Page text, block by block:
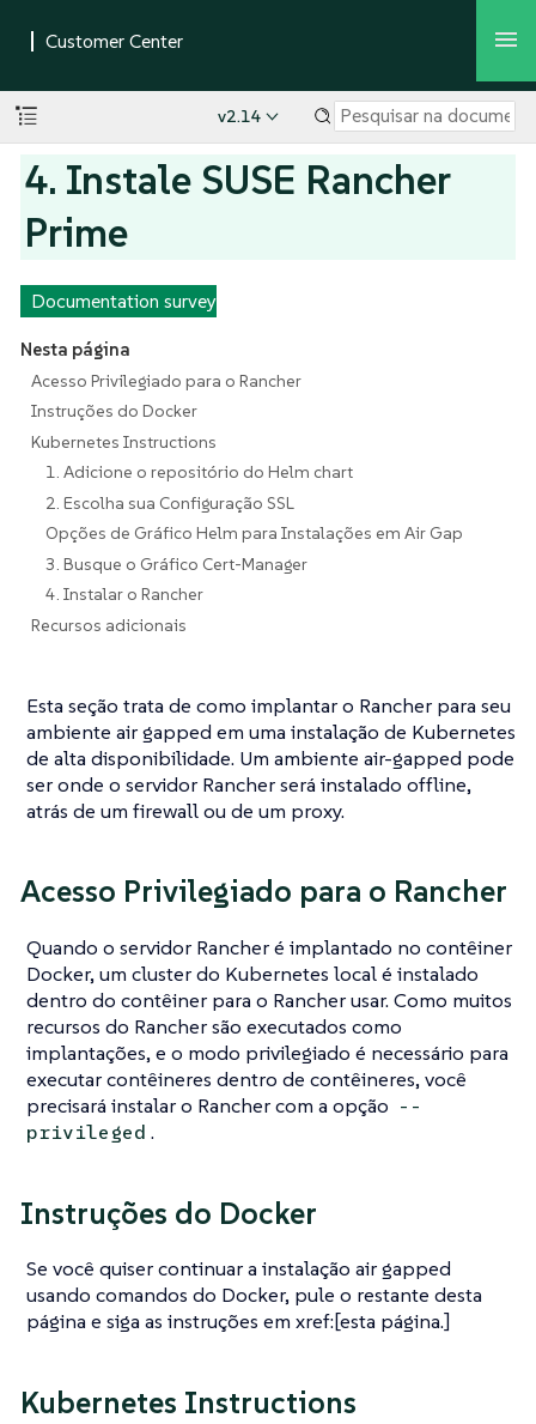
v2.14
4. Instale SUSE Rancher
Prime
Documentation survey
Nesta página
Acesso Privilegiado para o Rancher
Instruções do Docker
Kubernetes Instructions
1. Adicione o repositório do Helm chart
2. Escolha sua Configuração SSL
Opções de Gráfico Helm para Instalações em Air Gap
3. Busque o Gráfico Cert-Manager
4. Instalar o Rancher
Recursos adicionais
Esta seção trata de como implantar o Rancher para seu
ambiente air gapped em uma instalação de Kubernetes
de alta disponibilidade. Um ambiente air-gapped pode
ser onde o servidor Rancher será instalado offline,
atrás de um firewall ou de um proxy.
Acesso Privilegiado para o Rancher
Quando o servidor Rancher é implantado no contêiner
Docker, um cluster do Kubernetes local é instalado
dentro do contêiner para o Rancher usar. Como muitos
recursos do Rancher são executados como
implantações, e o modo privilegiado é necessário para
executar contêineres dentro de contêineres, você
precisará instalar o Rancher com a opção --
privileged .
Instruções do Docker
Se você quiser continuar a instalação air gapped
usando comandos do Docker, pule o restante desta
página e siga as instruções em xref:[esta página.]
Kubernetes Instructions